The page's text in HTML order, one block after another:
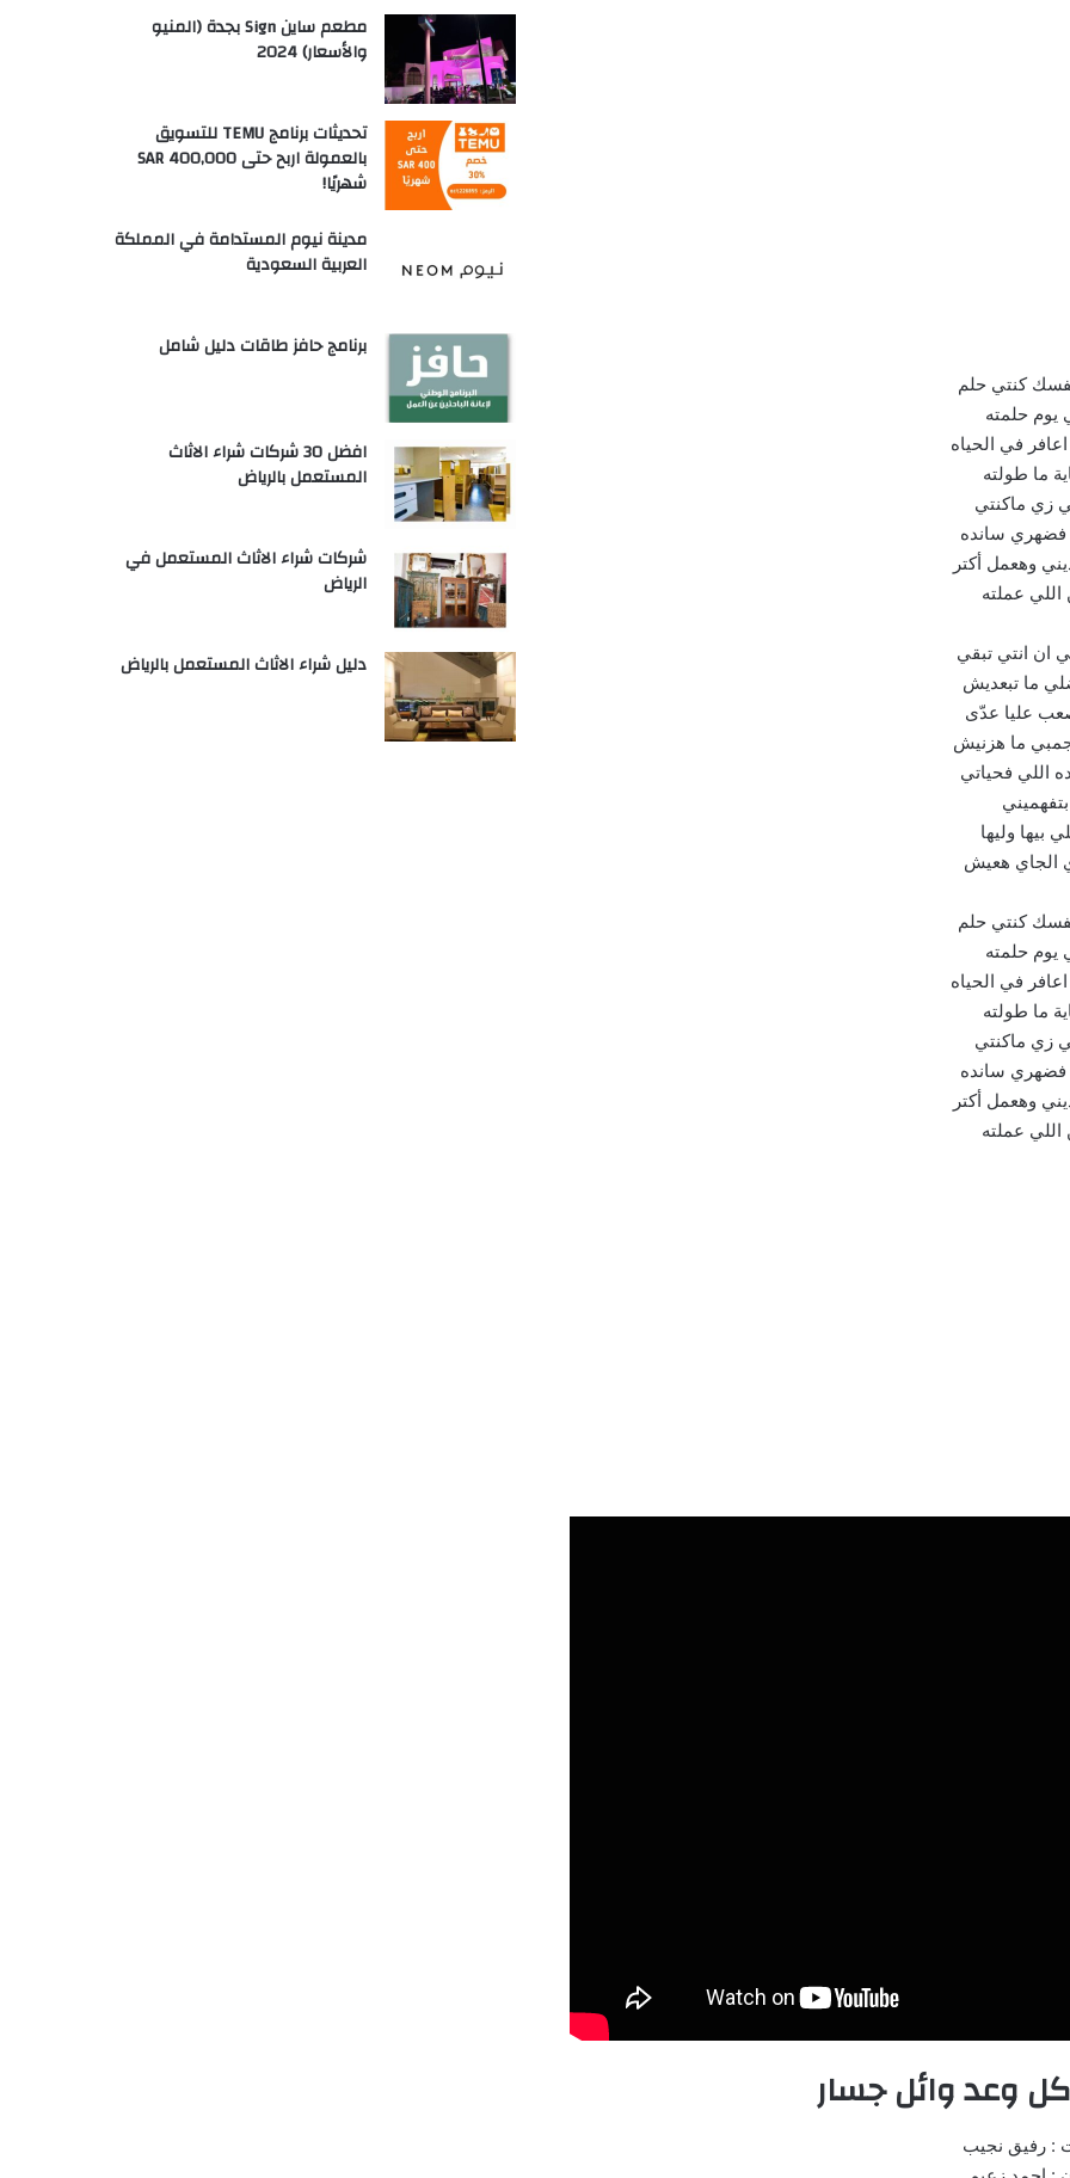
كنتي حلم
يوم حلمته
في الحياه
ما طولته
زي ماكنتي
فضهري سانده
وهعمل أكتر
اللي عملته
ان انتي تبقي
ما تبعديش
عليا عدّى
ما هزنيش
اللي فحياتي
بتفهميني
بيها وليها
الجاي هعيش
كنتي حلم
يوم حلمته
في الحياه
ما طولته
زي ماكنتي
فضهري سانده
وهعمل أكتر
اللي عملته
وعد وائل جسار
: رفيق نجيب
مطعم ساين Sign بجدة (المنيو
والأسعار) 2024
تحديثات برنامج TEMU للتسويق
بالعمولة اربح حتى SAR 400,000
شهريًا!
مدينة نيوم المستدامة في المملكة
العربية السعودية
برنامج حافز طاقات دليل شامل
افضل 30 شركات شراء الاثاث
المستعمل بالرياض
شركات شراء الاثاث المستعمل في
الرياض
دليل شراء الاثاث المستعمل بالرياض